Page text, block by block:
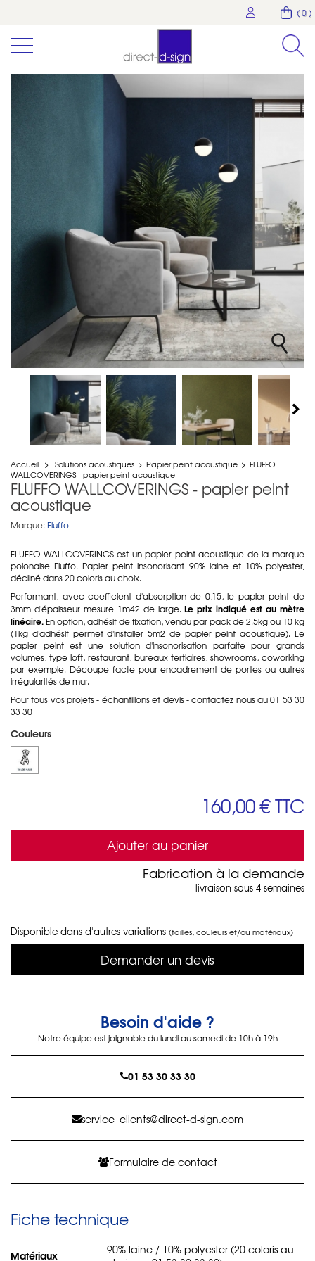
( 0 )
Accueil > Solutions acoustiques > Papier peint acoustique > FLUFFO
WALLCOVERINGS - papier peint acoustique
FLUFFO WALLCOVERINGS - papier peint
acoustique
Marque: Fluffo
FLUFFO WALLCOVERINGS est un papier peint acoustique de la marque
polonaise Fluffo. Papier peint insonorisant 90% laine et 10% polyester,
décliné dans 20 coloris au choix.
Performant, avec coefficient d'absorption de 0,15, le papier peint de
3mm d'épaisseur mesure 1m42 de large.Le prix indiqué est au mètre
linéaire.En option, adhésif de fixation, vendu par pack de 2.5kg ou 10 kg
(1kg d'adhésif permet d'installer 5m2 de papier peint acoustique). Le
papier peint est une solution d'insonorisation parfaite pour grands
volumes, type loft, restaurant, bureaux tertiaires, showrooms, coworking
par exemple. Découpe facile pour encadrement de portes ou autres
irrégularités de mur.
Pour tous vos projets - échantillons et devis - contactez nous au 01 53 30
33 30
Couleurs
160,00 €TTC
Ajouter au panier
Fabrication à la demande
livraison sous 4 semaines
Disponible dans d'autres variations (tailles, couleurs et/ou matériaux)
Demander un devis
Besoin d'aide ?
Notre équipe est joignable du lundi au samedi de 10h à 19h
01 53 30 33 30
service_clients@direct-d-sign.com
Formulaire de contact
Fiche technique
Matériaux
90% laine / 10% polyester (20 coloris au